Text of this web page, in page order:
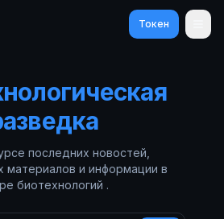
Токен
последних новостей,
материалов и информации в
биотехнологий .